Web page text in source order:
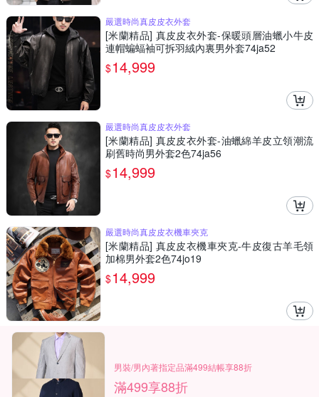
嚴選時尚真皮皮衣外套
[米蘭精品] 真皮皮衣外套-保暖頭層油蠟小牛皮
連帽蝙蝠袖可拆羽絨內裏男外套74ja52
$14,999
嚴選時尚真皮皮衣外套
[米蘭精品] 真皮皮衣外套-油蠟綿羊皮立領潮流
刷舊時尚男外套2色74ja56
$14,999
嚴選時尚真皮皮衣機車夾克
[米蘭精品] 真皮皮衣機車夾克-牛皮復古羊毛領
加棉男外套2色74jo19
$14,999
男裝/男內著指定品滿499結帳享88折
滿499享88折